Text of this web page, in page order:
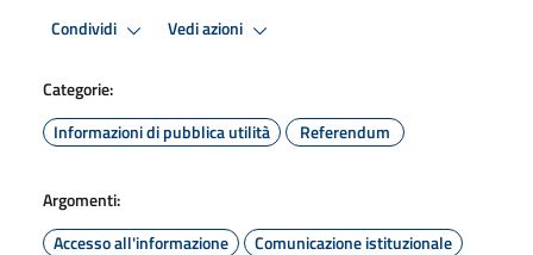
Condividi Vedi azioni
Categorie:
Informazioni di pubblica utilità
Referendum
Argomenti:
Accesso all'informazione
Comunicazione istituzionale